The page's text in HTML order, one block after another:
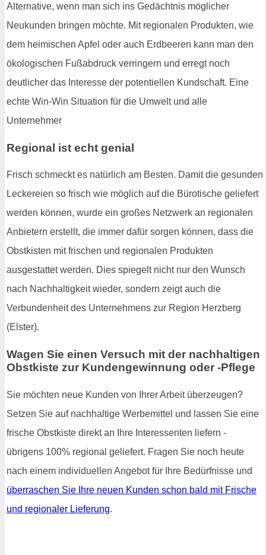
Alternative, wenn man sich ins Gedächtnis möglicher
Neukunden bringen möchte. Mit regionalen Produkten, wie
dem heimischen Apfel oder auch Erdbeeren kann man den
ökologischen Fußabdruck verringern und erregt noch
deutlicher das Interesse der potentiellen Kundschaft. Eine
echte Win-Win Situation für die Umwelt und alle
Unternehmer
Regional ist echt genial
Frisch schmeckt es natürlich am Besten. Damit die gesunden
Leckereien so frisch wie möglich auf die Bürotische geliefert
werden können, wurde ein großes Netzwerk an regionalen
Anbietern erstellt, die immer dafür sorgen können, dass die
Obstkisten mit frischen und regionalen Produkten
ausgestattet werden. Dies spiegelt nicht nur den Wunsch
nach Nachhaltigkeit wieder, sondern zeigt auch die
Verbundenheit des Unternehmens zur Region Herzberg
(Elster).
Wagen Sie einen Versuch mit der nachhaltigen
Obstkiste zur Kundengewinnung oder -Pflege
Sie möchten neue Kunden von Ihrer Arbeit überzeugen?
Setzen Sie auf nachhaltige Werbemittel und lassen Sie eine
frische Obstkiste direkt an Ihre Interessenten liefern -
übrigens 100% regional geliefert. Fragen Sie noch heute
nach einem individuellen Angebot für Ihre Bedürfnisse und
überraschen Sie Ihre neuen Kunden schon bald mit Frische
und regionaler Lieferung.